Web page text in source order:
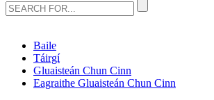
Baile
Táirgí
Gluaisteán Chun Cinn
Eagraithe Gluaisteán Chun Cinn